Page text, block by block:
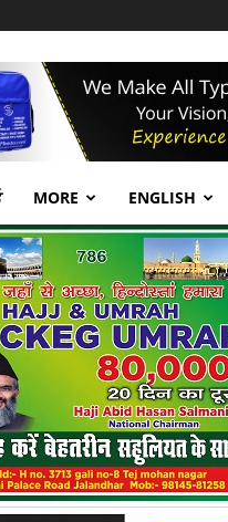
MORE ENGLISH